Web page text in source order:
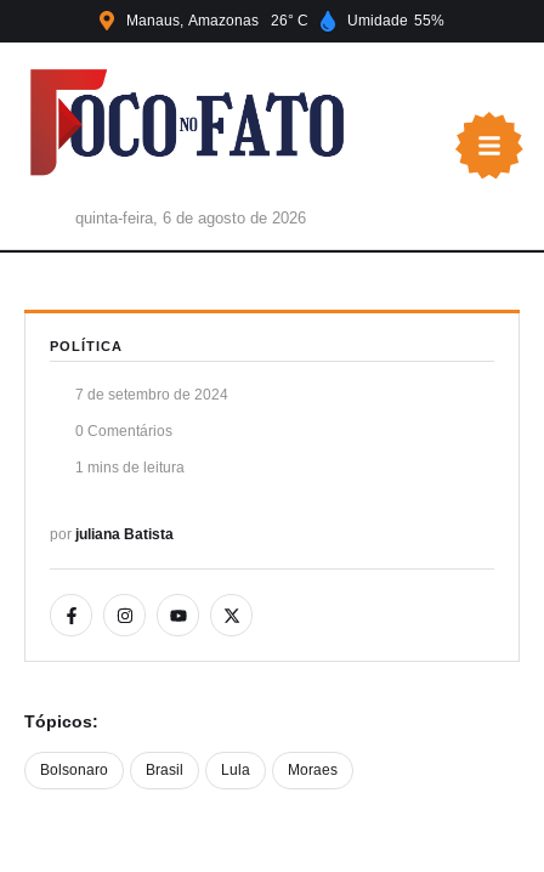
Manaus Amazonas 26 Umidade 55
quinta-feira, 6 de agosto de 2026
POLÍTICA
7 de setembro de 2024
0 Comentários
1 mins de leitura
por juliana Batista
Tópicos:
Bolsonaro Brasil Lula Moraes